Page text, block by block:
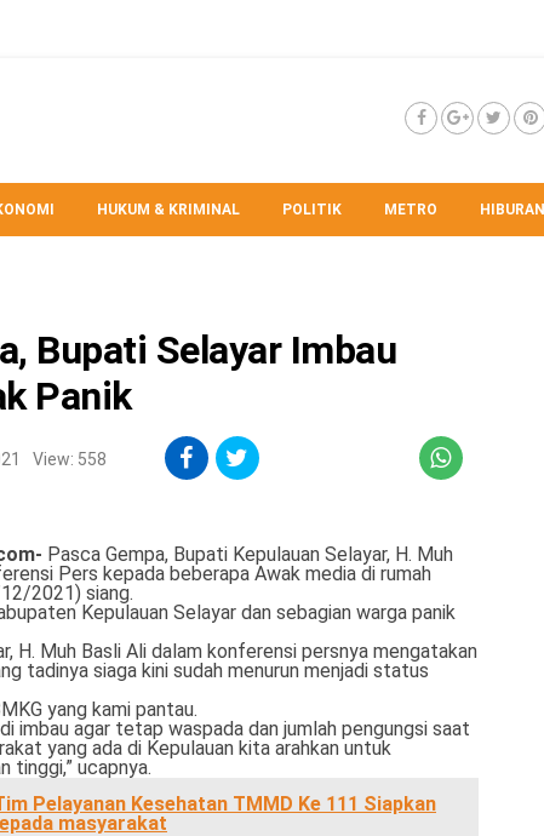
HUKUM & KRIMINAL POLITIK METRO HIBURAN
Bupati Selayar Imbau
Panik
View: 558
Pasca Gempa, Bupati Kepulauan Selayar, H. Muh
Pers kepada beberapa Awak media di rumah
2021) siang.
Kepulauan Selayar dan sebagian warga panik
H. Muh Basli Ali dalam konferensi persnya mengatakan
tadinya siaga kini sudah menurun menjadi status
yang kami pantau.
imbau agar tetap waspada dan jumlah pengungsi saat
yang ada di Kepulauan kita arahkan untuk
tinggi,” ucapnya.
Pelayanan Kesehatan TMMD Ke 111 Siapkan
masyarakat